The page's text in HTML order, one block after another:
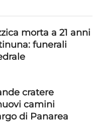
morta a 21 anni
funerali
cratere
camini
di Panarea